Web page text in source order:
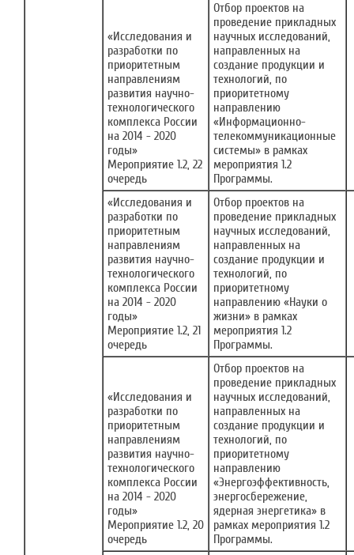
«Исследования и
разработки по
приоритетным
направлениям
развития научно-
технологического
комплекса России
на 2014 - 2020
годы»
Мероприятие 1.2, 22
очередь
Отбор проектов на
проведение прикладных
научных исследований,
направленных на
создание продукции и
технологий, по
приоритетному
направлению
«Информационно-
телекоммуникационные
системы» в рамках
мероприятия 1.2
Программы.
«Исследования и
разработки по
приоритетным
направлениям
развития научно-
технологического
комплекса России
на 2014 - 2020
годы»
Мероприятие 1.2, 21
очередь
Отбор проектов на
проведение прикладных
научных исследований,
направленных на
создание продукции и
технологий, по
приоритетному
направлению «Науки о
жизни» в рамках
мероприятия 1.2
Программы.
«Исследования и
разработки по
приоритетным
направлениям
развития научно-
технологического
комплекса России
на 2014 - 2020
годы»
Мероприятие 1.2, 20
очередь
Отбор проектов на
проведение прикладных
научных исследований,
направленных на
создание продукции и
технологий, по
приоритетному
направлению
«Энергоэффективность,
энергосбережение,
ядерная энергетика» в
рамках мероприятия 1.2
Программы.